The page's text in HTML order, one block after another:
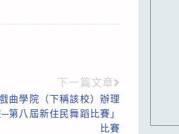
下一篇文章
曲學院（下稱該校）辦理
第八屆新住民舞蹈比賽」
比賽